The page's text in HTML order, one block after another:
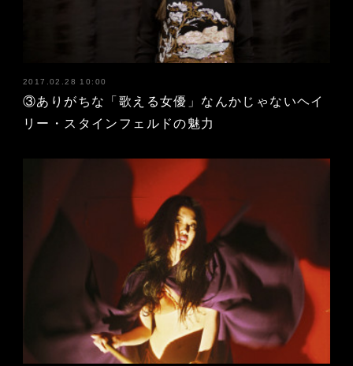
2017.02.28 10:00
③ありがちな「歌える女優」なんかじゃないヘイ
リー・スタインフェルドの魅力